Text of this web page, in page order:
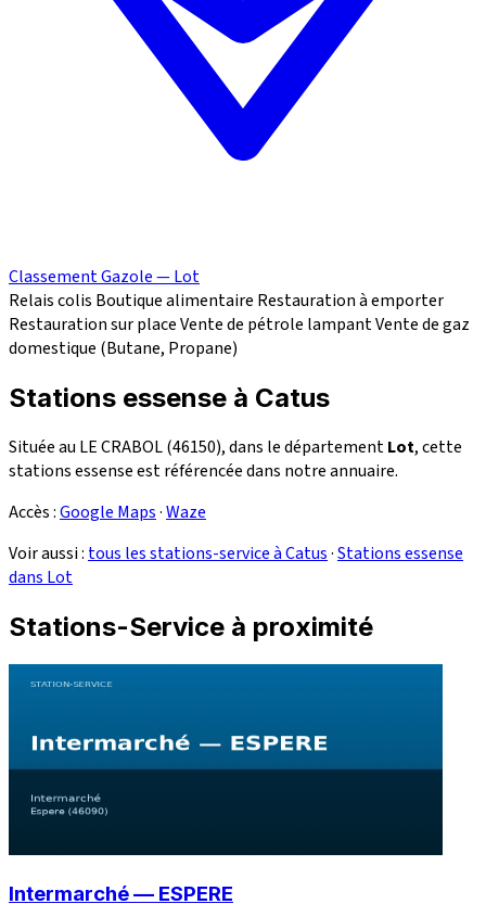
Classement Gazole — Lot
Relais colis Boutique alimentaire Restauration à emporter
Restauration sur placeVente de pétrole lampantVente de gaz
domestique (Butane, Propane)
Stations essense à Catus
Située au LE CRABOL (46150), dans le départementLot, cette
stations essense est référencée dans notre annuaire.
Accès :Google Maps·Waze
Voir aussi : tous les stations-service à Catus·Stations essense
dans Lot
Stations-Service à proximité
Intermarché — ESPERE